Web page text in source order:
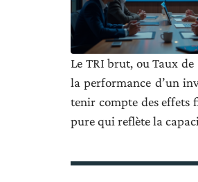
Le TRI brut, ou Taux
la performance d’un
tenir compte des effets
pure qui reflète la